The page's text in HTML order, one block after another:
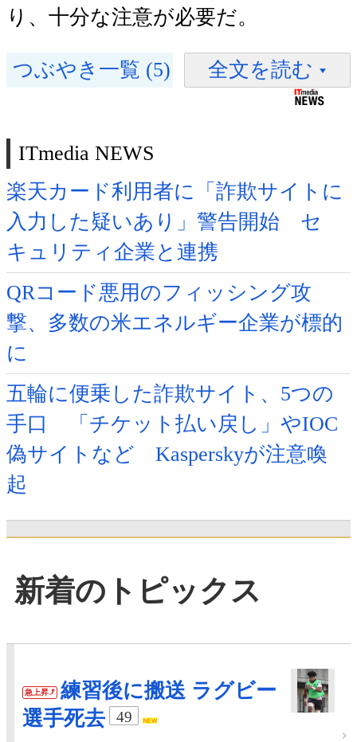
り、十分な注意が必要だ。
つぶやき一覧 (5) 全文を読む
ITmedia NEWS
楽天カード利用者に「詐欺サイトに
入力した疑いあり」警告開始 セ
キュリティ企業と連携
QRコード悪用のフィッシング攻
撃、多数の米エネルギー企業が標的
に
五輪に便乗した詐欺サイト、5つの
手口 「チケット払い戻し」やIOC
偽サイトなど Kasperskyが注意喚
起
新着のトピックス
急上昇
練習後に搬送 ラグビー
選手死去
49